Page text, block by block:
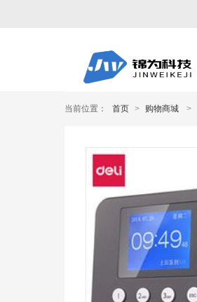
当前位置： 首页 > 购物商城 >